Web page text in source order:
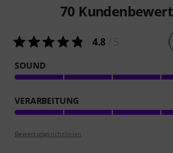
70
4.8
SOUND
VERARBEITUNG
Bewertungsrichtlinien